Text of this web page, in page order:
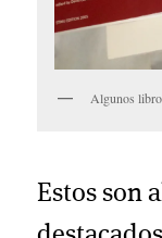
Algunos
Estos son